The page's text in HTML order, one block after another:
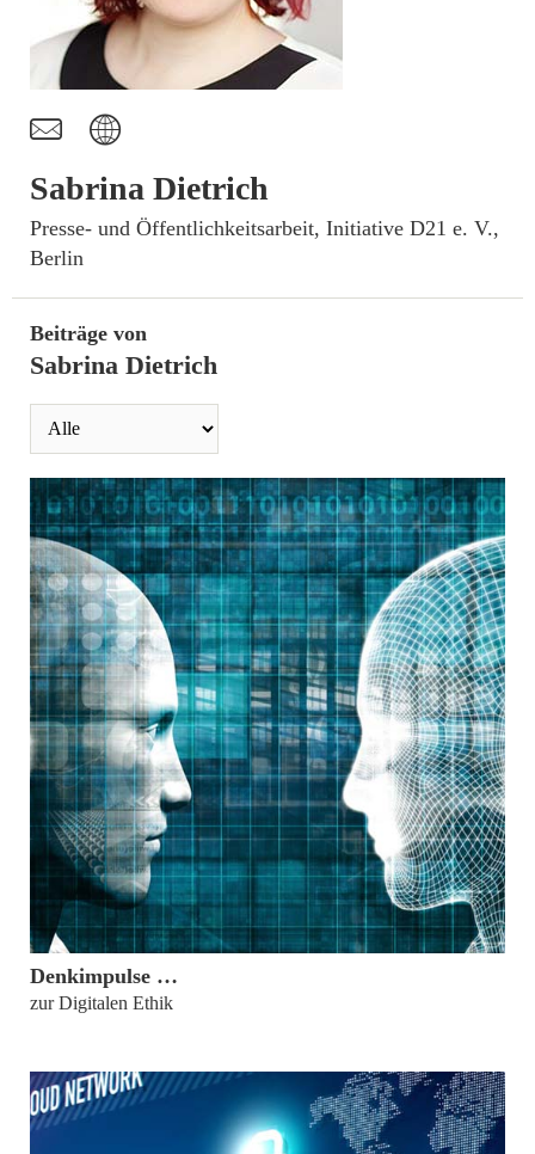
t I
Sabrina Dietrich
­Presse- und Öffentlichkeitsarbeit, Initiative D21 e. V.,
Berlin
Beiträge von
Sabrina Dietrich
18. Dezember 2017
Denkimpulse …
zur Digitalen Ethik